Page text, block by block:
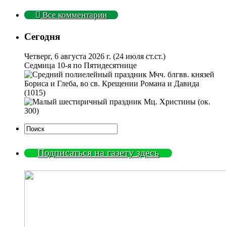
Все комментарии
Сегодня
Четверг, 6 августа 2026 г. (24 июля ст.ст.)
Седмица 10-я по Пятидесятнице
Мчч. блгвв. князей
Бориса и Глеба, во св. Крещении Романа и Давида
(1015)
Мц. Христины (ок.
300)
Подписаться на газету здесь